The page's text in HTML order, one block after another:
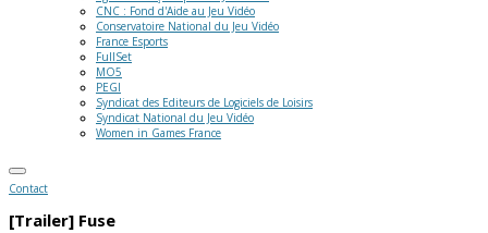
CNC : Fond d'Aide au Jeu Vidéo
Conservatoire National du Jeu Vidéo
France Esports
FullSet
MO5
PEGI
Syndicat des Editeurs de Logiciels de Loisirs
Syndicat National du Jeu Vidéo
Women in Games France
Contact
[Trailer] Fuse